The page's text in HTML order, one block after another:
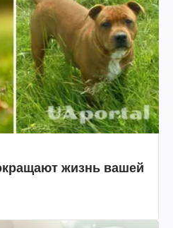
жизнь вашей